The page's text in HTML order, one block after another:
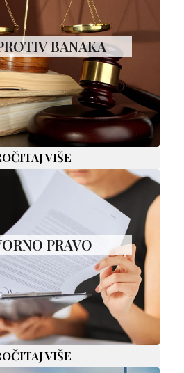
BANAKA
VIŠE
PRAVO
VIŠE